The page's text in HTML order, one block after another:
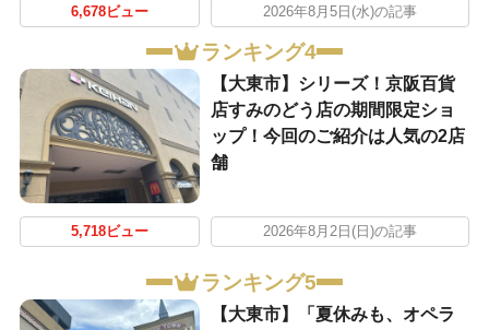
6,678ビュー 2026年8月5日(水)の記事
ランキング4
【大東市】シリーズ！京阪百貨
店すみのどう店の期間限定ショ
ップ！今回のご紹介は人気の2店
舗
5,718ビュー 2026年8月2日(日)の記事
ランキング5
【大東市】「夏休みも、オペラ